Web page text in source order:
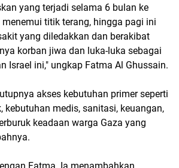
yang terjadi selama 6 bulan ke
titik terang, hingga pagi ini
yang diledakkan dan berakibat
korban jiwa dan luka-luka sebagai
Israel ini," ungkap Fatma Al Ghussain.
akses kebutuhan primer seperti
kebutuhan medis, sanitasi, keuangan,
keadaan warga Gaza yang